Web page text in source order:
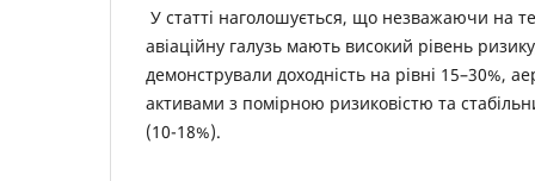
У статті наголошується, що незважаючи на
авіаційну галузь мають високий рівень
демонстрували доходність на рівні 15–30%,
активами з помірною ризиковістю та
(10-18%).